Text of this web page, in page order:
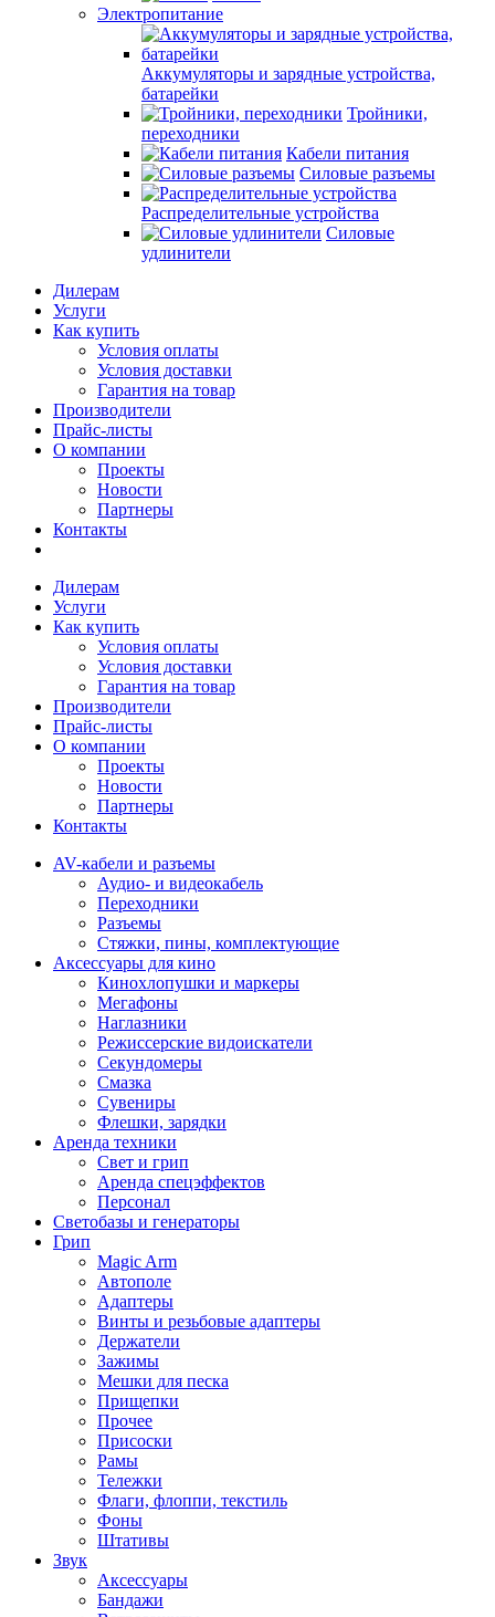
Электропитание
Аккумуляторы и зарядные устройства,
батарейки
Тройники,
переходники
Кабели питания
Силовые разъемы
Распределительные устройства
Силовые
удлинители
Дилерам
Услуги
Как купить
Условия оплаты
Условия доставки
Гарантия на товар
Производители
Прайс-листы
О компании
Проекты
Новости
Партнеры
Контакты
Дилерам
Услуги
Как купить
Условия оплаты
Условия доставки
Гарантия на товар
Производители
Прайс-листы
О компании
Проекты
Новости
Партнеры
Контакты
AV-кабели и разъемы
Аудио- и видеокабель
Переходники
Разъемы
Стяжки, пины, комплектующие
Аксессуары для кино
Кинохлопушки и маркеры
Мегафоны
Наглазники
Режиссерские видоискатели
Секундомеры
Смазка
Сувениры
Флешки, зарядки
Аренда техники
Свет и грип
Аренда спецэффектов
Персонал
Светобазы и генераторы
Грип
Magic Arm
Автополе
Адаптеры
Винты и резьбовые адаптеры
Держатели
Зажимы
Мешки для песка
Прищепки
Прочее
Присоски
Рамы
Тележки
Флаги, флоппи, текстиль
Фоны
Штативы
Звук
Аксессуары
Бандажи